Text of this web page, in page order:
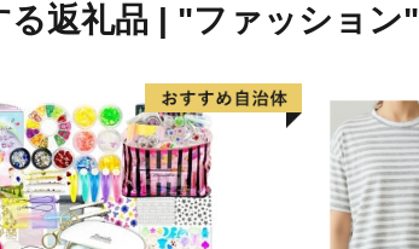
る返礼品 | "ファッション"